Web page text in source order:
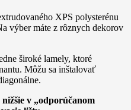
XPS polysterénu
výber máte z rôznych dekorov
široké lamely, ktoré
Môžu sa inštalovať
v „odporúčanom